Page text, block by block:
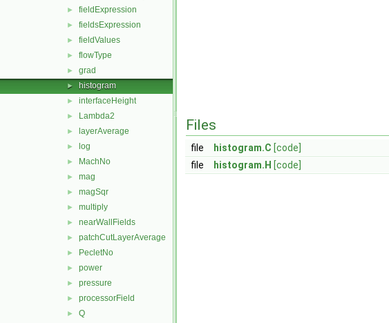
► fieldExpression
► fieldsExpression
► fieldValues
► flowType
► grad
► histogram
► interfaceHeight
► Lambda2
► layerAverage
► log
► MachNo
► mag
► magSqr
► multiply
► nearWallFields
► patchCutLayerAverage
► PecletNo
► power
► pressure
► processorField
► Q
Files
file histogram.C [code]
file
histogram.H [code]